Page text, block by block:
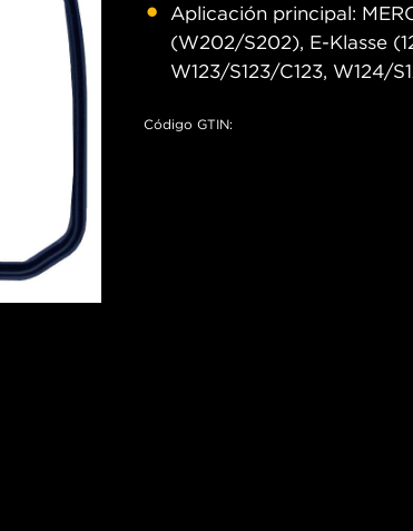
Aplicación principal:
(W202/S202), E-Klasse
W123/S123/C123, W124/
Código GTIN: